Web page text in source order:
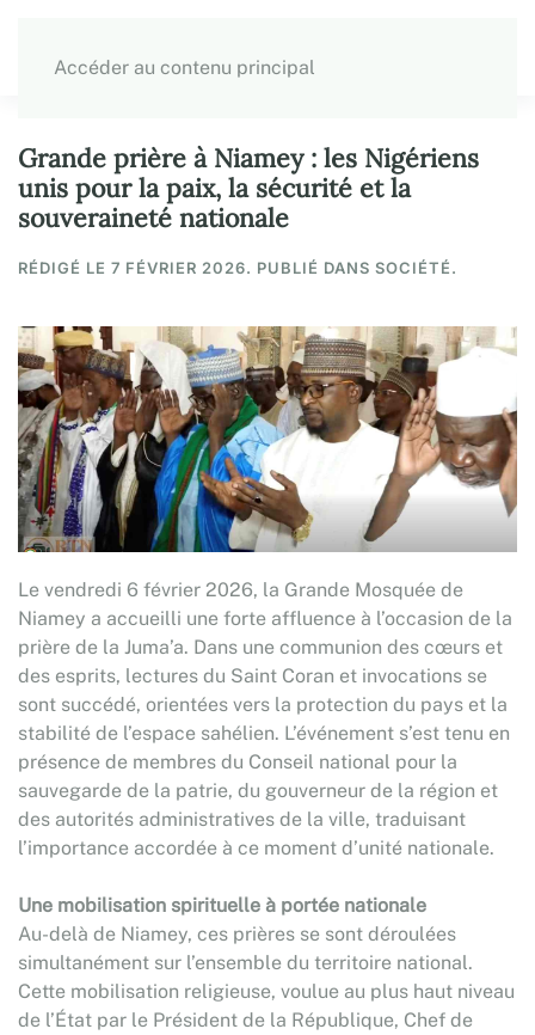
Accéder au contenu principal
Grande prière à Niamey : les Nigériens
unis pour la paix, la sécurité et la
souveraineté nationale
RÉDIGÉ LE 7 FÉVRIER 2026. PUBLIÉ DANS SOCIÉTÉ.
Le vendredi 6 février 2026, la Grande Mosquée de
Niamey a accueilli une forte affluence à l’occasion de la
prière de la Juma’a. Dans une communion des cœurs et
des esprits, lectures du Saint Coran et invocations se
sont succédé, orientées vers la protection du pays et la
stabilité de l’espace sahélien. L’événement s’est tenu en
présence de membres du Conseil national pour la
sauvegarde de la patrie, du gouverneur de la région et
des autorités administratives de la ville, traduisant
l’importance accordée à ce moment d’unité nationale.
Une mobilisation spirituelle à portée nationale
Au-delà de Niamey, ces prières se sont déroulées
simultanément sur l’ensemble du territoire national.
Cette mobilisation religieuse, voulue au plus haut niveau
de l’État par le Président de la République, Chef de